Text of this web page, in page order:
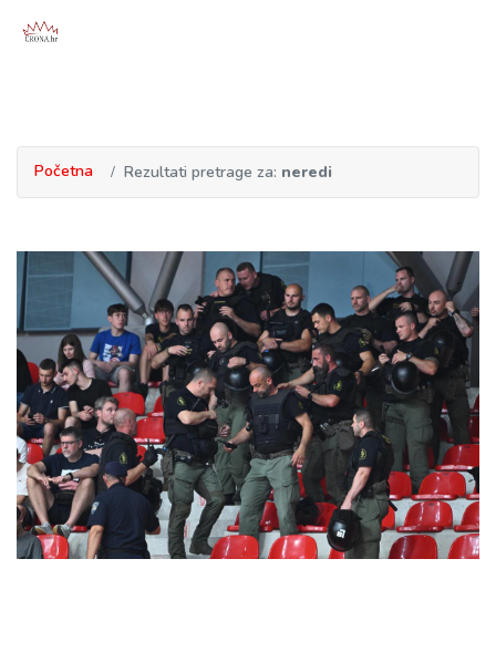
Početna Rezultati pretrage za: neredi